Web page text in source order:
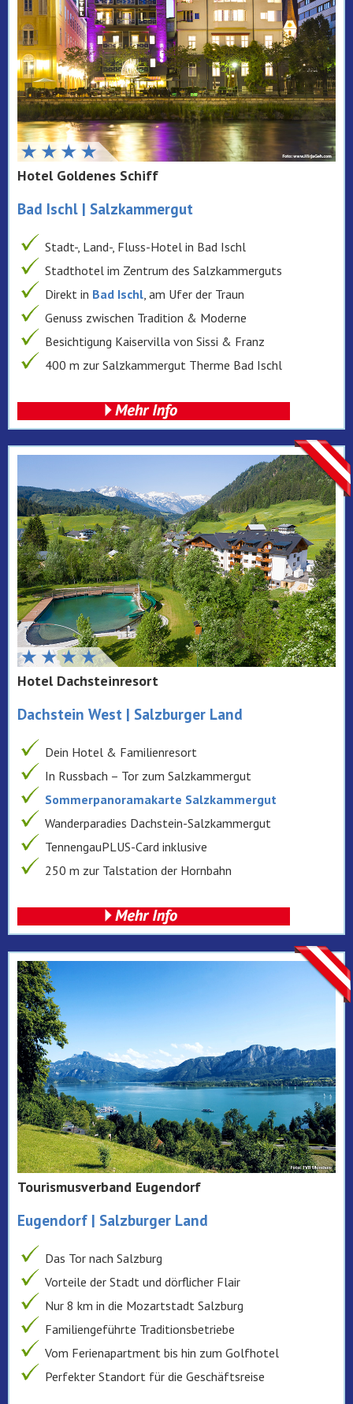
Hotel Goldenes Schiff
Bad Ischl | Salzkammergut
Stadt-, Land-, Fluss-Hotel in Bad Ischl
Stadthotel im Zentrum des Salzkammerguts
Direkt in Bad Ischl , am Ufer der Traun
Genuss zwischen Tradition & Moderne
Besichtigung Kaiservilla von Sissi & Franz
400 m zur Salzkammergut Therme Bad Ischl
Hotel Dachsteinresort
Dachstein West | Salzburger Land
Dein Hotel & Familienresort
In Russbach – Tor zum Salzkammergut
Sommerpanoramakarte Salzkammergut
Wanderparadies Dachstein-Salzkammergut
TennengauPLUS-Card inklusive
250 m zur Talstation der Hornbahn
Tourismusverband Eugendorf
Eugendorf | Salzburger Land
Das Tor nach Salzburg
Vorteile der Stadt und dörflicher Flair
Nur 8 km in die Mozartstadt Salzburg
Familiengeführte Traditionsbetriebe
Vom Ferienapartment bis hin zum Golfhotel
Perfekter Standort für die Geschäftsreise